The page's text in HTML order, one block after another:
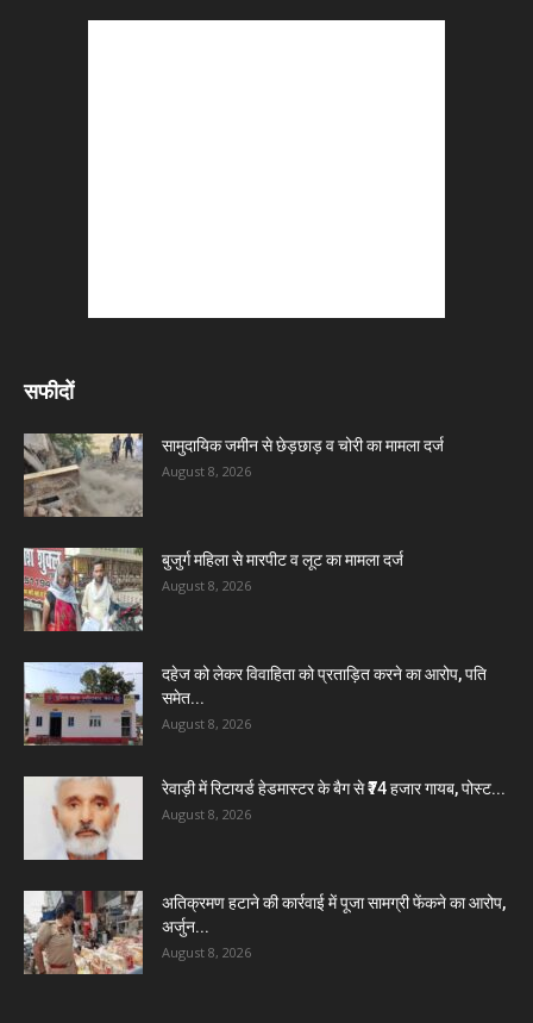
सफीदों
सामुदायिक जमीन से छेड़छाड़ व चोरी का मामला दर्ज
August 8, 2026
बुजुर्ग महिला से मारपीट व लूट का मामला दर्ज
August 8, 2026
दहेज को लेकर विवाहिता को प्रताड़ित करने का आरोप, पति
समेत...
August 8, 2026
रेवाड़ी में रिटायर्ड हेडमास्टर के बैग से ₹74 हजार गायब, पोस्ट...
August 8, 2026
अतिक्रमण हटाने की कार्रवाई में पूजा सामग्री फेंकने का आरोप,
अर्जुन...
August 8, 2026